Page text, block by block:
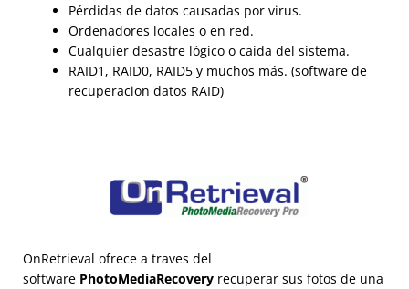
Pérdidas de datos causadas por virus.
Ordenadores locales o en red.
Cualquier desastre lógico o caída del sistema.
RAID1, RAID0, RAID5 y muchos más. (software de
recuperacion datos RAID)
OnRetrieval ofrece a traves del
software PhotoMediaRecovery recuperar sus fotos de una